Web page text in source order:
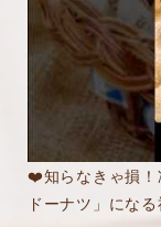
❤️知らなきゃ損！
ドーナツ」にな